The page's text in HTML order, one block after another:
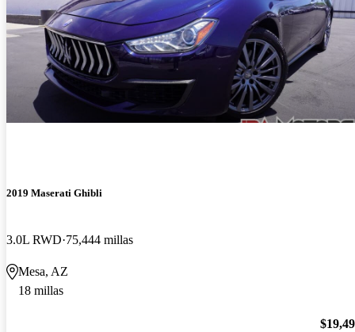
2019 Maserati Ghibli
3.0L RWD 75,444 millas
Mesa, AZ
18 millas